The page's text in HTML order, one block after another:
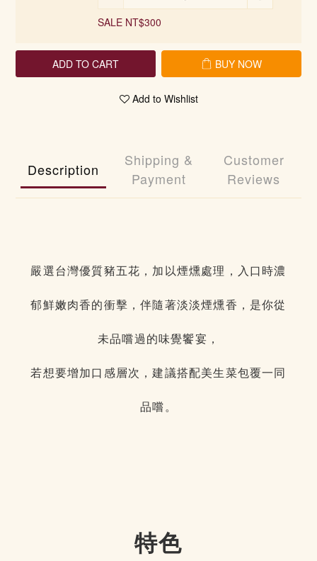
SALE NT$300
ADD TO CART BUY NOW
Add to Wishlist
Description
Shipping &
Payment
Customer
Reviews
嚴選台灣優質豬五花，加以煙燻處理，入口時濃
郁鮮嫩肉香的衝擊，伴隨著淡淡煙燻香，是你從
未品嚐過的味覺饗宴，
若想要增加口感層次，建議搭配美生菜包覆一同
品嚐。
特色